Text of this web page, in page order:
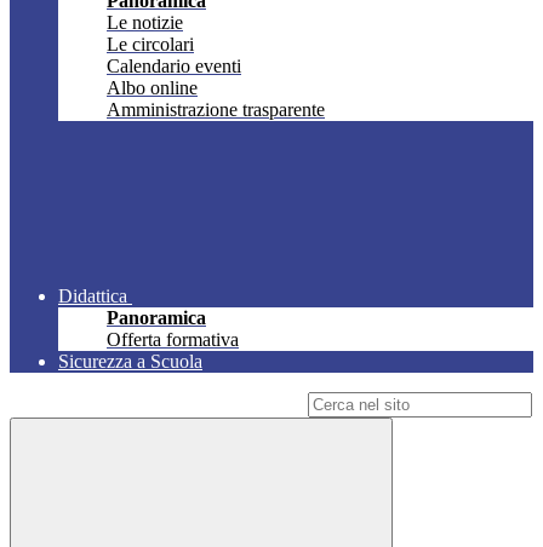
Le notizie
Le circolari
Calendario eventi
Albo online
Amministrazione trasparente
Didattica
Panoramica
Offerta formativa
Sicurezza a Scuola